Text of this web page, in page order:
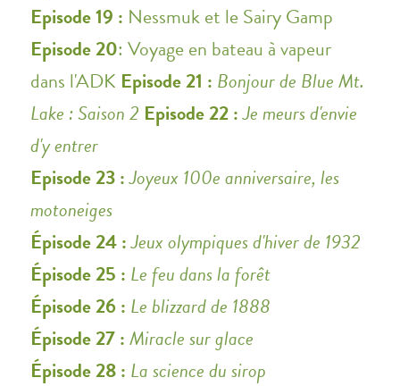
Episode 19 : Nessmuk et le Sairy Gamp
Episode 20: Voyage en bateau à vapeur
dans l'ADK Episode 21 : Bonjour de Blue Mt.
Lake : Saison 2 Episode 22 :Je meurs d'envie
d'y entrer
Episode 23 :Joyeux 100e anniversaire, les
motoneiges
Épisode 24 :Jeux olympiques d'hiver de 1932
Épisode 25 : Le feu dans la forêt
Épisode 26 : Le blizzard de 1888
Épisode 27 :Miracle sur glace
Épisode 28 : La science du sirop